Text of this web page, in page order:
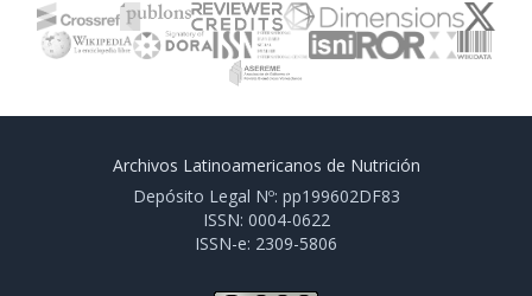
Archivos Latinoamericanos de Nutrición
Depósito Legal Nº: pp199602DF83
ISSN: 0004-0622
ISSN-e: 2309-5806